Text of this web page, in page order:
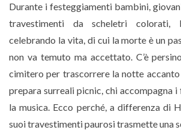
Durante i festeggiamenti bambini,
travestimenti da scheletri colorati,
celebrando la vita, di cui la morte è un
non va temuto ma accettato. C’è
cimitero per trascorrere la notte
prepara surreali picnic, chi accompagna
la musica. Ecco perché, a differenza di
suoi travestimenti paurosi trasmette una